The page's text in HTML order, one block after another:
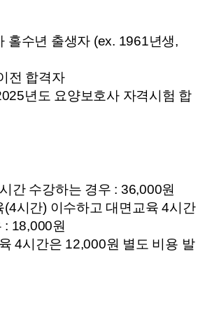
홀수년 출생자 (ex. 1961년생,
전 합격자
년도 요양보호사 자격시험 합
간 수강하는 경우 : 36,000원
시간) 이수하고 대면교육 4시간
: 18,000원
4시간은 12,000원 별도 비용 발